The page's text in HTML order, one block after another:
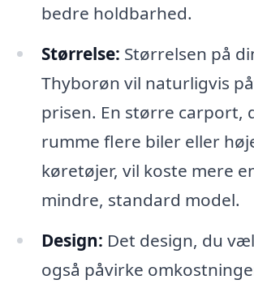
bedre holdbarhed.
Størrelse: Størrelsen på
Thyborøn vil naturligvis
prisen. En større carport,
rumme flere biler eller
køretøjer, vil koste mere
mindre, standard model.
Design: Det design, du
også påvirke